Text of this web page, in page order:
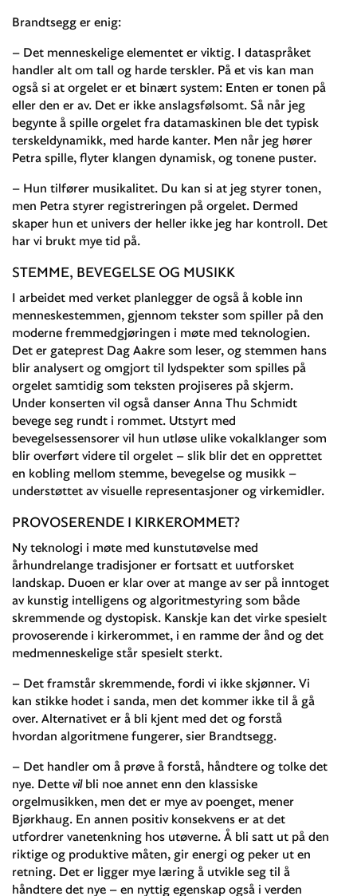
Brandtsegg er enig:
– Det menneskelige elementet er viktig. I dataspråket
handler alt om tall og harde terskler. På et vis kan man
også si at orgelet er et binært system: Enten er tonen på
eller den er av. Det er ikke anslagsfølsomt. Så når jeg
begynte å spille orgelet fra datamaskinen ble det typisk
terskeldynamikk, med harde kanter. Men når jeg hører
Petra spille, flyter klangen dynamisk, og tonene puster.
– Hun tilfører musikalitet. Du kan si at jeg styrer tonen,
men Petra styrer registreringen på orgelet. Dermed
skaper hun et univers der heller ikke jeg har kontroll. Det
har vi brukt mye tid på.
STEMME, BEVEGELSE OG MUSIKK
I arbeidet med verket planlegger de også å koble inn
menneskestemmen, gjennom tekster som spiller på den
moderne fremmedgjøringen i møte med teknologien.
Det er gateprest Dag Aakre som leser, og stemmen hans
blir analysert og omgjort til lydspekter som spilles på
orgelet samtidig som teksten projiseres på skjerm.
Under konserten vil også danser Anna Thu Schmidt
bevege seg rundt i rommet. Utstyrt med
bevegelsessensorer vil hun utløse ulike vokalklanger som
blir overført videre til orgelet – slik blir det en opprettet
en kobling mellom stemme, bevegelse og musikk –
understøttet av visuelle representasjoner og virkemidler.
PROVOSERENDE I KIRKEROMMET?
Ny teknologi i møte med kunstutøvelse med
århundrelange tradisjoner er fortsatt et uutforsket
landskap. Duoen er klar over at mange av ser på inntoget
av kunstig intelligens og algoritmestyring som både
skremmende og dystopisk. Kanskje kan det virke spesielt
provoserende i kirkerommet, i en ramme der ånd og det
medmenneskelige står spesielt sterkt.
– Det framstår skremmende, fordi vi ikke skjønner. Vi
kan stikke hodet i sanda, men det kommer ikke til å gå
over. Alternativet er å bli kjent med det og forstå
hvordan algoritmene fungerer, sier Brandtsegg.
– Det handler om å prøve å forstå, håndtere og tolke det
nye. Dette vilbli noe annet enn den klassiske
orgelmusikken, men det er mye av poenget, mener
Bjørkhaug. En annen positiv konsekvens er at det
utfordrer vanetenkning hos utøverne. Å bli satt ut på den
riktige og produktive måten, gir energi og peker ut en
retning. Det er ligger mye læring å utvikle seg til å
håndtere det nye – en nyttig egenskap også i verden